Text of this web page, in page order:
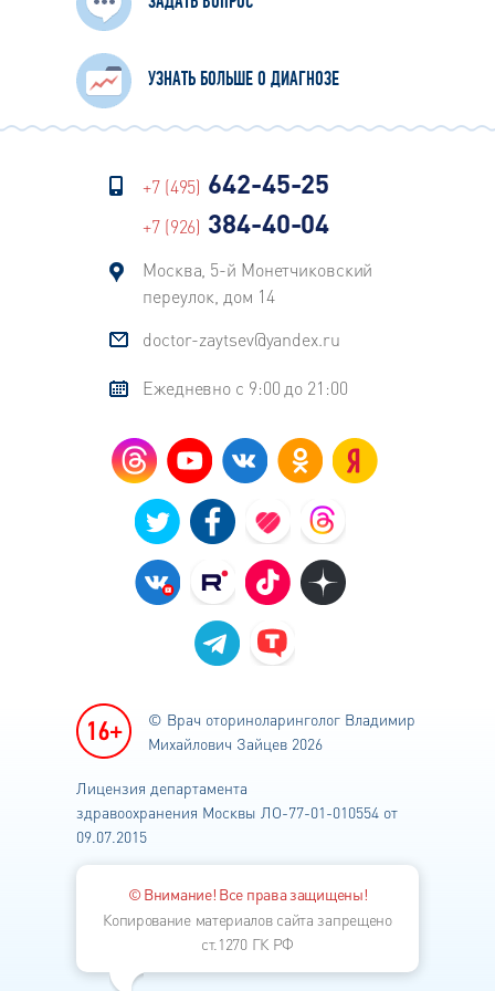
клетками шиповидного слоя
эпидермиса)
УЗНАТЬ БОЛЬШЕ О ДИАГНОЗЕ
+7 (495) 642-45-25
+7 (926) 384-40-04
Москва, 5-й Монетчиковский
переулок, дом 14
doctor-zaytsev@yandex.ru
Ежедневно с 9:00 до 21:00
© Врач оториноларинголог Владимир
Михайлович Зайцев 2026
Лицензия департамента
здравоохранения Москвы ЛО-77-01-010554 от
09.07.2015
© Внимание! Все права защищены!
Копирование материалов сайта запрещено
ст.1270 ГК РФ